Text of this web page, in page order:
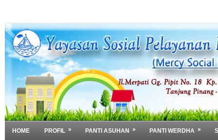
HOME PROFIL » PANTI ASUHAN » PANTI WERDHA »